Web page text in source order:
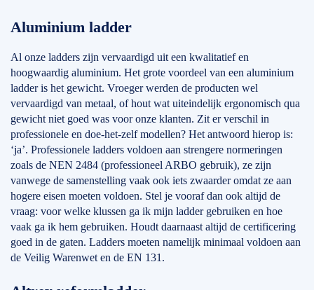
Aluminium ladder
Al onze ladders zijn vervaardigd uit een kwalitatief en
hoogwaardig aluminium. Het grote voordeel van een aluminium
ladder is het gewicht. Vroeger werden de producten wel
vervaardigd van metaal, of hout wat uiteindelijk ergonomisch qua
gewicht niet goed was voor onze klanten. Zit er verschil in
professionele en doe-het-zelf modellen? Het antwoord hierop is:
‘ja’. Professionele ladders voldoen aan strengere normeringen
zoals de NEN 2484 (professioneel ARBO gebruik), ze zijn
vanwege de samenstelling vaak ook iets zwaarder omdat ze aan
hogere eisen moeten voldoen. Stel je vooraf dan ook altijd de
vraag: voor welke klussen ga ik mijn ladder gebruiken en hoe
vaak ga ik hem gebruiken. Houdt daarnaast altijd de certificering
goed in de gaten. Ladders moeten namelijk minimaal voldoen aan
de Veilig Warenwet en de EN 131.